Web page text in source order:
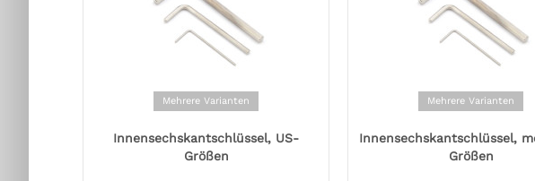
Mehrere Varianten
Innensechskantschlüssel, US-
Größen
Mehrere Varianten
Innensechskantschlüssel,
Größen